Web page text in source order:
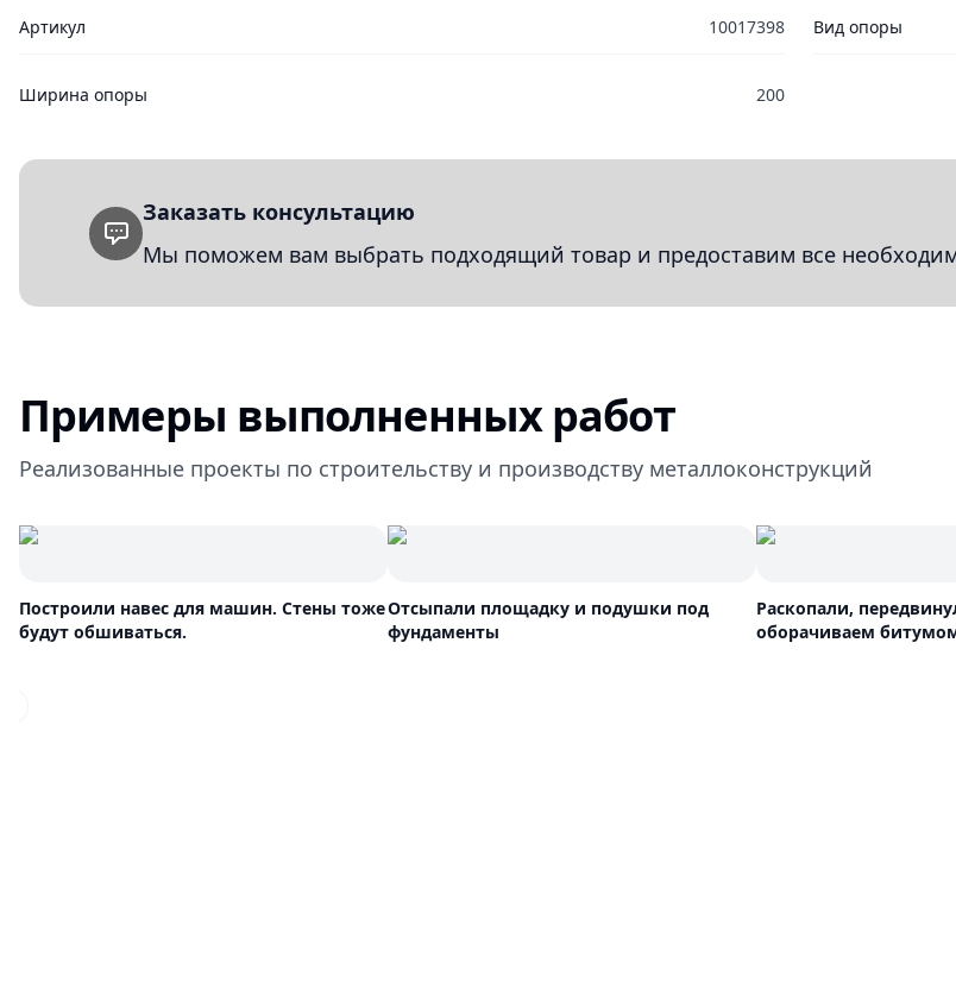
Артикул 10017398 Вид опоры
Ширина опоры 200
Заказать консультацию
Мы поможем вам выбрать подходящий товар и предоставим все
Примеры выполненных работ
Реализованные проекты по строительству и производству металлоконструкций
Построили навес для машин. Стены тоже
будут обшиваться.
Отсыпали площадку и подушки под
фундаменты
Раскопали,
оборачиваем